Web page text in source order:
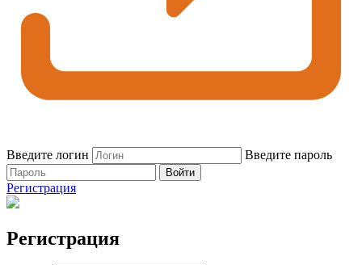
Введите логин Введите пароль
Войти
Регистрация
Регистрация